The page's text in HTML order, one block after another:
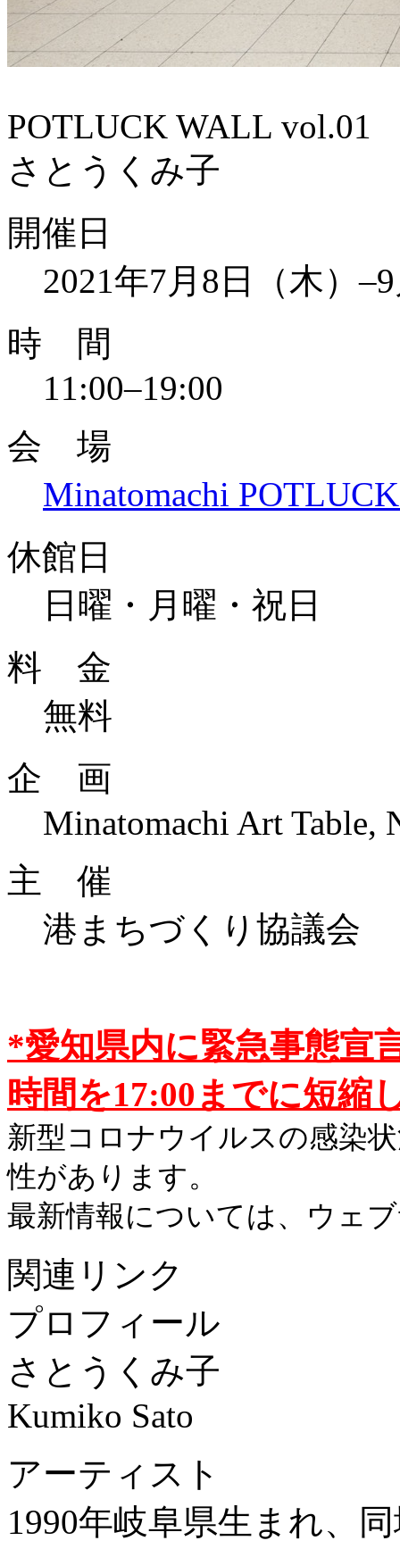
POTLUCK WALL vol.01
さとうくみ子
開催日
2021年7月8日（木）
時 間
11:00–19:00
会 場
Minatomachi
休館日
日曜・月曜・祝日
料 金
無料
企 画
Minatomachi Art Table,
主 催
港まちづくり協議会
*愛知県内に緊急事態宣
時間を17:00までに短縮
新型コロナウイルスの感染
性があります。
最新情報については、ウェ
関連リンク
プロフィール
さとうくみ子
Kumiko Sato
アーティスト
1990年岐阜県生まれ、